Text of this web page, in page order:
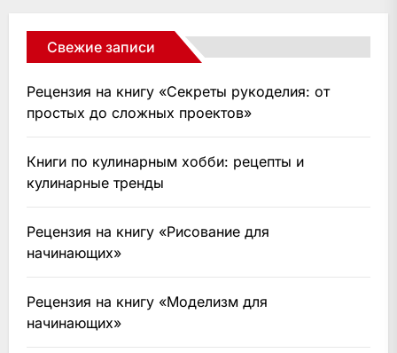
Свежие записи
Рецензия на книгу «Секреты рукоделия: от
простых до сложных проектов»
Книги по кулинарным хобби: рецепты и
кулинарные тренды
Рецензия на книгу «Рисование для
начинающих»
Рецензия на книгу «Моделизм для
начинающих»